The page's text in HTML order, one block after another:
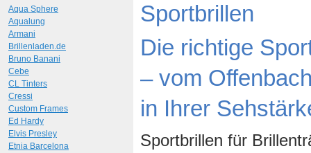
Sportbrillen
Die richtige
– vom
in Ihrer
Sportbrillen für
Aqua Sphere
Aqualung
Armani
Brillenladen.de
Bruno Banani
Cebe
CL Tinters
Cressi
Custom Frames
Ed Hardy
Elvis Presley
Etnia Barcelona